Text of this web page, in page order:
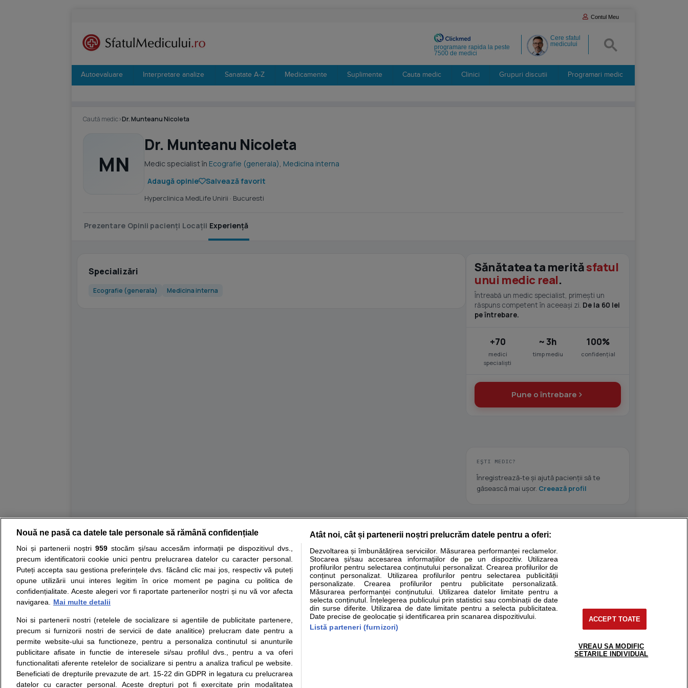
Contul Meu
Cere sfatul
medicului
programare rapida la peste
7500 de medici
Autoevaluare Interpretare analize Sanatate A-Z Medicamente Suplimente Cauta medic Clinici Grupuri discutii Programari medic
Caută medic›Dr. Munteanu Nicoleta
MN
Dr. Munteanu Nicoleta
Medic specialist în Ecografie (generala), Medicina interna
Adaugă opinie
Salvează favorit
Hyperclinica MedLife Unirii · Bucuresti
Prezentare Opinii pacienți Locații Experiență
Specializări
Ecografie (generala) Medicina interna
Sănătatea ta merităsfatul
unui medic real.
Întreabă un medic specialist, primești un
răspuns competent în aceeași zi. De la 60 lei
pe întrebare.
+70
medici
specialiști
~ 3h
timp mediu
100%
confidențial
Pune o întrebare
EȘTI MEDIC?
Înregistrează-te și ajută pacienții să te
găsească mai ușor. Creează profil
Resurse: Autoevaluare simptome Interpretare analize Specialitati medicale
Opiniile avizate ale medicilor, sfaturile si orice alte informatii despre sanatate disponibile pe sfatulmedicului.ro au scop informativ si educational. Ele nu pot substitui consultul medical direct si
nici diagnosticul stabilit in urma investigatiilor si analizelor medicale. Va sfatuim, ca pe langa informatia primita pe sfatulmedicului.ro sa consultati fie medicul Dvs., fie unul dintre medicii pe care
ii punem la dispozitie pentru programare in sistemul de programari la medic Clickmed.
Despre noi
Contact
Intrebari frecvente
Consultanti
medicali
Termeni si conditii
Politica de
confidentialitate
Politica de cookie
Modifica Setarile Cookie
Drepturile consumatorului
Protectia consumatorilor -
ANPC
Solutionarea Alternativa a
Litigiilor
Info consumator: 0800.080.999
Formulare europene - CNAS
Ministerul Sanatatii - ANMDM
Parteneri
Inscriere clinica
Pentru pacient
support@sfatulmedicului.ro
0374 109 268
Nouă ne pasă ca datele tale personale să rămână confidențiale
Noi și partenerii noștri 959stocăm și/sau accesăm informații pe dispozitivul dvs.,
precum identificatorii cookie unici pentru prelucrarea datelor cu caracter personal.
Puteți accepta sau gestiona preferințele dvs. făcând clic mai jos, respectiv vă puteți
opune utilizării unui interes legitim în orice moment pe pagina cu politica de
confidențialitate. Aceste alegeri vor fi raportate partenerilor noștri și nu vă vor afecta
navigarea.
Mai multe detalii
Noi si partenerii nostri (retelele de socializare si agentiile de publicitate partenere,
precum si furnizorii nostri de servicii de date analitice) prelucram date pentru a
permite website-ului sa functioneze, pentru a personaliza continutul si anunturile
publicitare afisate in functie de interesele si/sau profilul dvs., pentru a va oferi
functionalitati aferente retelelor de socializare si pentru a analiza traficul pe website.
Beneficiati de drepturile prevazute de art. 15-22 din GDPR in legatura cu prelucrarea
datelor cu caracter personal. Aceste drepturi pot fi exercitate prin modalitatea
Atât noi, cât și partenerii noștri prelucrăm datele pentru a oferi:
Dezvoltarea și îmbunătățirea serviciilor. Măsurarea performanței reclamelor.
Stocarea și/sau accesarea informațiilor de pe un dispozitiv. Utilizarea
profilurilor pentru selectarea conținutului personalizat. Crearea profilurilor de
conținut personalizat. Utilizarea profilurilor pentru selectarea publicității
personalizate. Crearea profilurilor pentru publicitate personalizată.
Măsurarea performanței conținutului. Utilizarea datelor limitate pentru a
selecta conținutul. Înțelegerea publicului prin statistici sau combinații de date
din surse diferite. Utilizarea de date limitate pentru a selecta publicitatea.
Date precise de geolocație și identificarea prin scanarea dispozitivului.
Listă parteneri (furnizori)
ACCEPT TOATE
VREAU SA MODIFIC
SETARILE INDIVIDUAL